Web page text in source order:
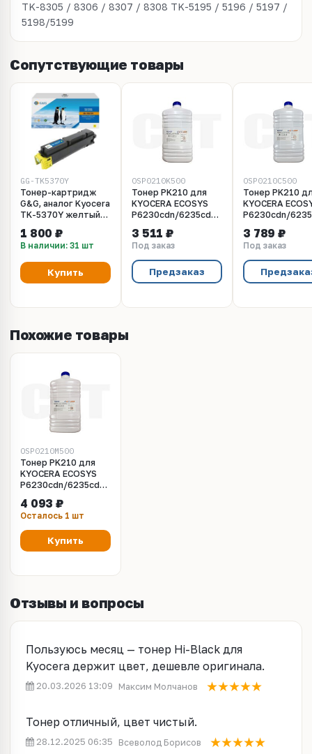
TK-8305 / 8306 / 8307 / 8308 TK-5195 / 5196 / 5197 /
5198/5199
Сопутствующие товары
GG-TK5370Y
Тонер-картридж
G&G, аналог Kyocera
TK-5370Y желтый
1 800 ₽
В наличии: 31 шт
Купить
OSP0210K500
Тонер PK210 для
KYOCERA ECOSYS
P6230cdn/6235cdn/7040cdn
бут, (унив.),
OSP0210K500
3 511 ₽
Под заказ
Предзаказ
OSP0210C500
Тонер PK210
KYOCERA
P6230cdn/
бут, (унив.),
OSP0210C500
3 789 ₽
Под заказ
Похожие товары
OSP0210M500
Тонер PK210 для
KYOCERA ECOSYS
P6230cdn/6235cdn/7040cdn
500г/бут, (унив.),
OSP0210M500
4 093 ₽
Осталось 1 шт
Купить
Отзывы и вопросы
Пользуюсь месяц — тонер Hi-Black для
Kyocera держит цвет, дешевле оригинала.
20.03.2026 13:09 Максим Молчанов
Тонер отличный, цвет чистый.
28.12.2025 06:35 Всеволод Борисов